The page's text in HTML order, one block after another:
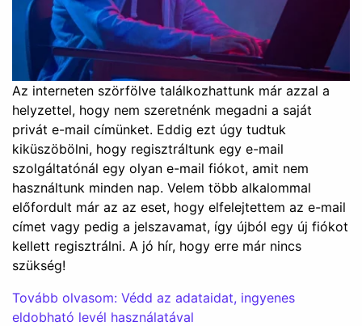
Az interneten szörfölve találkozhattunk már azzal a
helyzettel, hogy nem szeretnénk megadni a saját
privát e-mail címünket. Eddig ezt úgy tudtuk
kiküszöbölni, hogy regisztráltunk egy e-mail
szolgáltatónál egy olyan e-mail fiókot, amit nem
használtunk minden nap. Velem több alkalommal
előfordult már az az eset, hogy elfelejtettem az e-mail
címet vagy pedig a jelszavamat, így újból egy új fiókot
kellett regisztrálni. A jó hír, hogy erre már nincs
szükség!
Tovább olvasom: Védd az adataidat, ingyenes
eldobható levél használatával